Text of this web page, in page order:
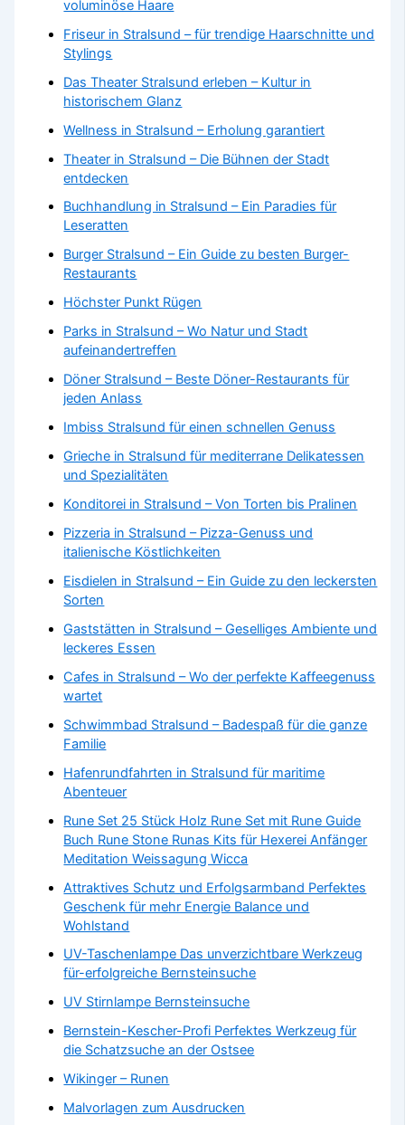
voluminöse Haare
Friseur in Stralsund – für trendige Haarschnitte und
Stylings
Das Theater Stralsund erleben – Kultur in
historischem Glanz
Wellness in Stralsund – Erholung garantiert
Theater in Stralsund – Die Bühnen der Stadt
entdecken
Buchhandlung in Stralsund – Ein Paradies für
Leseratten
Burger Stralsund – Ein Guide zu besten Burger-
Restaurants
Höchster Punkt Rügen
Parks in Stralsund – Wo Natur und Stadt
aufeinandertreffen
Döner Stralsund – Beste Döner-Restaurants für
jeden Anlass
Imbiss Stralsund für einen schnellen Genuss
Grieche in Stralsund für mediterrane Delikatessen
und Spezialitäten
Konditorei in Stralsund – Von Torten bis Pralinen
Pizzeria in Stralsund – Pizza-Genuss und
italienische Köstlichkeiten
Eisdielen in Stralsund – Ein Guide zu den leckersten
Sorten
Gaststätten in Stralsund – Geselliges Ambiente und
leckeres Essen
Cafes in Stralsund – Wo der perfekte Kaffeegenuss
wartet
Schwimmbad Stralsund – Badespaß für die ganze
Familie
Hafenrundfahrten in Stralsund für maritime
Abenteuer
Rune Set 25 Stück Holz Rune Set mit Rune Guide
Buch Rune Stone Runas Kits für Hexerei Anfänger
Meditation Weissagung Wicca
Attraktives Schutz und Erfolgsarmband Perfektes
Geschenk für mehr Energie Balance und
Wohlstand
UV-Taschenlampe Das unverzichtbare Werkzeug
für-erfolgreiche Bernsteinsuche
UV Stirnlampe Bernsteinsuche
Bernstein-Kescher-Profi Perfektes Werkzeug für
die Schatzsuche an der Ostsee
Wikinger – Runen
Malvorlagen zum Ausdrucken